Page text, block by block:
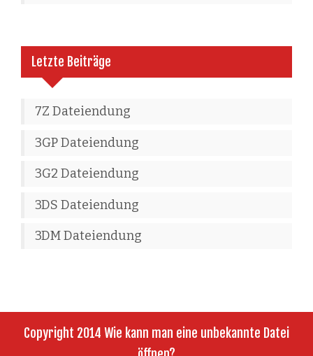
Letzte Beiträge
7Z Dateiendung
3GP Dateiendung
3G2 Dateiendung
3DS Dateiendung
3DM Dateiendung
Copyright 2014 Wie kann man eine unbekannte Datei